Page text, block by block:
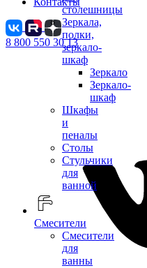
столешницы
Зеркала,
полки,
зеркало-
шкаф
Зеркало
Зеркало-
шкаф
Шкафы
и
пеналы
Столы
Стульчики
для
ванной
Смесители
Смесители
для
ванны
8 800 550 30 13